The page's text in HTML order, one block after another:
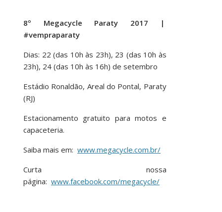
8º Megacycle Paraty 2017 |
#vempraparaty
Dias: 22 (das 10h às 23h), 23 (das 10h às
23h), 24 (das 10h às 16h) de setembro
Estádio Ronaldão, Areal do Pontal, Paraty
(RJ)
Estacionamento gratuito para motos e
capaceteria.
Saiba mais em: www.megacycle.com.br/
Curta nossa
página: www.facebook.com/megacycle/